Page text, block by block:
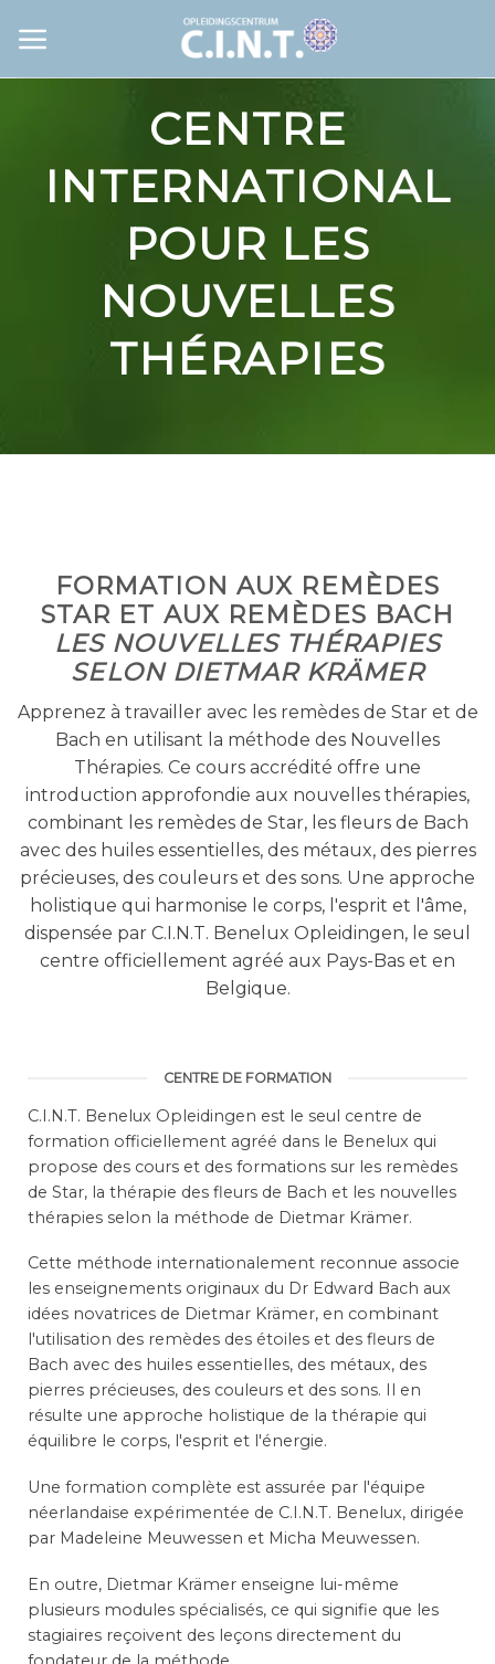
au
CENTRE
INTERNATIONAL
POUR LES
NOUVELLES
THÉRAPIES
FORMATION AUX REMÈDES
STAR ET AUX REMÈDES BACH
LES NOUVELLES THÉRAPIES
SELON DIETMAR KRÄMER
Apprenez à travailler avec les remèdes de Star et de
Bach en utilisant la méthode des Nouvelles
Thérapies. Ce cours accrédité offre une
introduction approfondie aux nouvelles thérapies,
combinant les remèdes de Star, les fleurs de Bach
avec des huiles essentielles, des métaux, des pierres
précieuses, des couleurs et des sons. Une approche
holistique qui harmonise le corps, l'esprit et l'âme,
dispensée par C.I.N.T. Benelux Opleidingen, le seul
centre officiellement agréé aux Pays-Bas et en
Belgique.
CENTRE DE FORMATION
C.I.N.T. Benelux Opleidingen est le seul centre de
formation officiellement agréé dans le Benelux qui
propose des cours et des formations sur les remèdes
de Star, la thérapie des fleurs de Bach et les nouvelles
thérapies selon la méthode de Dietmar Krämer.
Cette méthode internationalement reconnue associe
les enseignements originaux du Dr Edward Bach aux
idées novatrices de Dietmar Krämer, en combinant
l'utilisation des remèdes des étoiles et des fleurs de
Bach avec des huiles essentielles, des métaux, des
pierres précieuses, des couleurs et des sons. Il en
résulte une approche holistique de la thérapie qui
équilibre le corps, l'esprit et l'énergie.
Une formation complète est assurée par l'équipe
néerlandaise expérimentée de C.I.N.T. Benelux, dirigée
par Madeleine Meuwessen et Micha Meuwessen.
En outre, Dietmar Krämer enseigne lui-même
plusieurs modules spécialisés, ce qui signifie que les
stagiaires reçoivent des leçons directement du